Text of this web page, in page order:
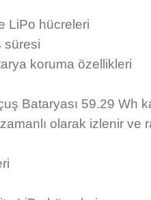
LiPo hücreleri
süresi
koruma özellikleri
Bataryası 59.29
olarak izlenir